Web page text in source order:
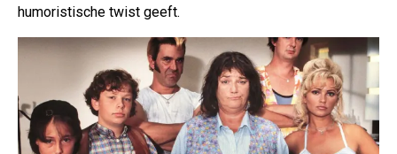
humoristische twist geeft.